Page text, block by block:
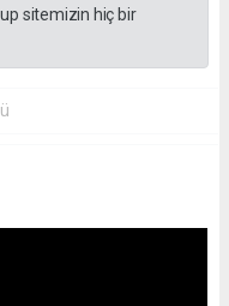
sitemizin hiç bir